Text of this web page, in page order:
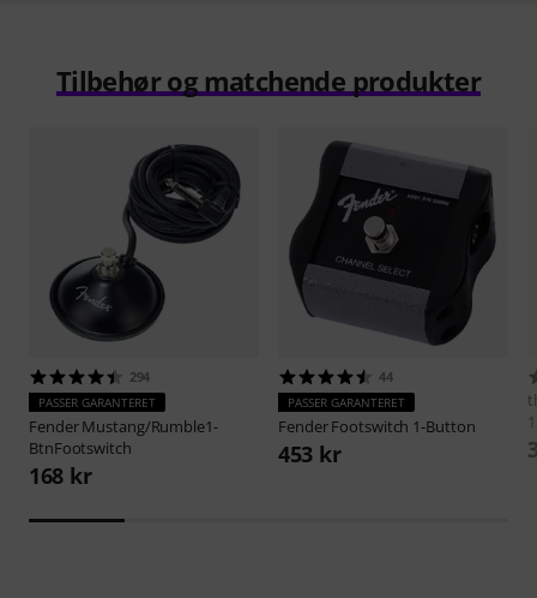
Tilbehør og matchende produkter
294
PASSER GARANTERET
FenderMustang/Rumble1-
BtnFootswitch
168 kr
44
PASSER GARANTERET
FenderFootswitch 1-Button
453 kr